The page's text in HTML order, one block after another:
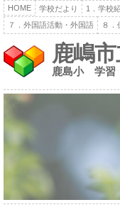
HOME 学校だより 1．学校
７．外国語活動・外国語
８．
鹿嶋
鹿島小 学習